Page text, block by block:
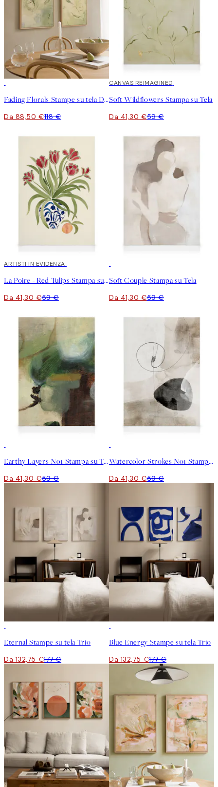
Fading Florals Stampe su tela Duo
Da 88,50 €118 €
30%*
CANVAS REIMAGINED
Soft Wildflowers Stampa su Tela
Da 41,30 €59 €
30%*
ARTISTI IN EVIDENZA
La Poire - Red Tulips Stampa su Tela
Da 41,30 €59 €
Soft Couple Stampa su Tela
Da 41,30 €59 €
Earthy Layers No1 Stampa su Tela
Da 41,30 €59 €
Watercolor Strokes No1 Stampa su Tela
Da 41,30 €59 €
Eternal Stampe su tela Trio
Da 132,75 €177 €
Blue Energy Stampe su tela Trio
Da 132,75 €177 €